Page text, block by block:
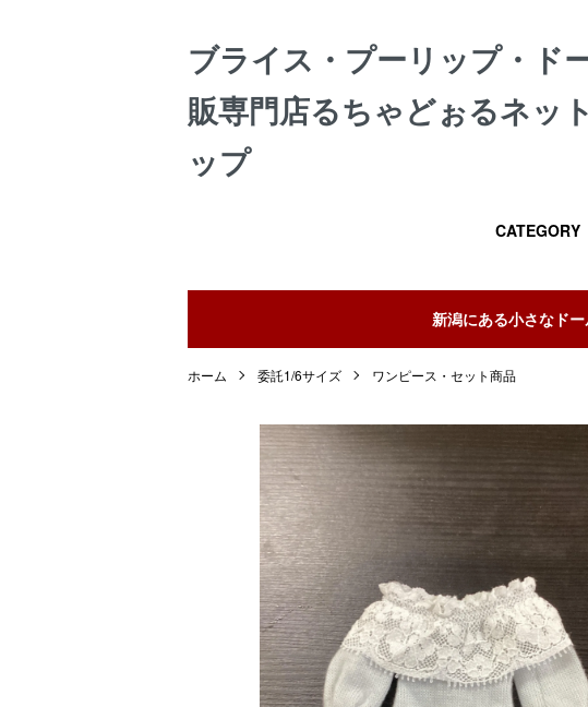
ブライス・プーリップ・ド
販専門店るちゃどぉるネッ
ップ
CATEGORY
新潟にある小さなド
ホーム 委託1/6サイズ ワンピース・セット商品